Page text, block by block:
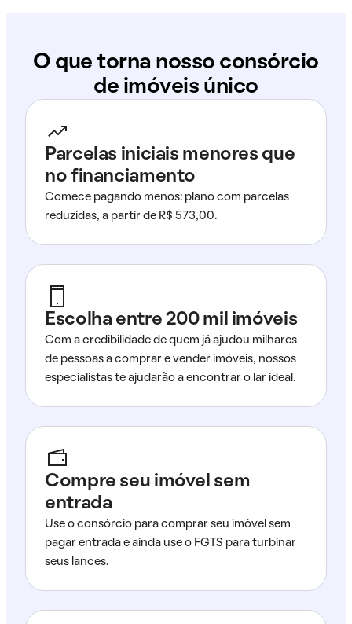
O que torna nosso consórcio
de imóveis único
Parcelas iniciais menores que
no financiamento
Comece pagando menos: plano com parcelas
reduzidas, a partir de R$ 573,00.
Escolha entre 200 mil imóveis
Com a credibilidade de quem já ajudou milhares
de pessoas a comprar e vender imóveis, nossos
especialistas te ajudarão a encontrar o lar ideal.
Compre seu imóvel sem
entrada
Use o consórcio para comprar seu imóvel sem
pagar entrada e ainda use o FGTS para turbinar
seus lances.